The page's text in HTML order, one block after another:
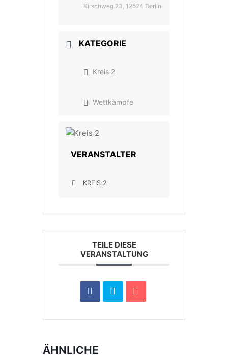
Kirschweg 23, 12524 Berlin
KATEGORIE
Kreis 2
Wettkämpfe
VERANSTALTER
KREIS 2
TEILE DIESE
VERANSTALTUNG
ÄHNLICHE